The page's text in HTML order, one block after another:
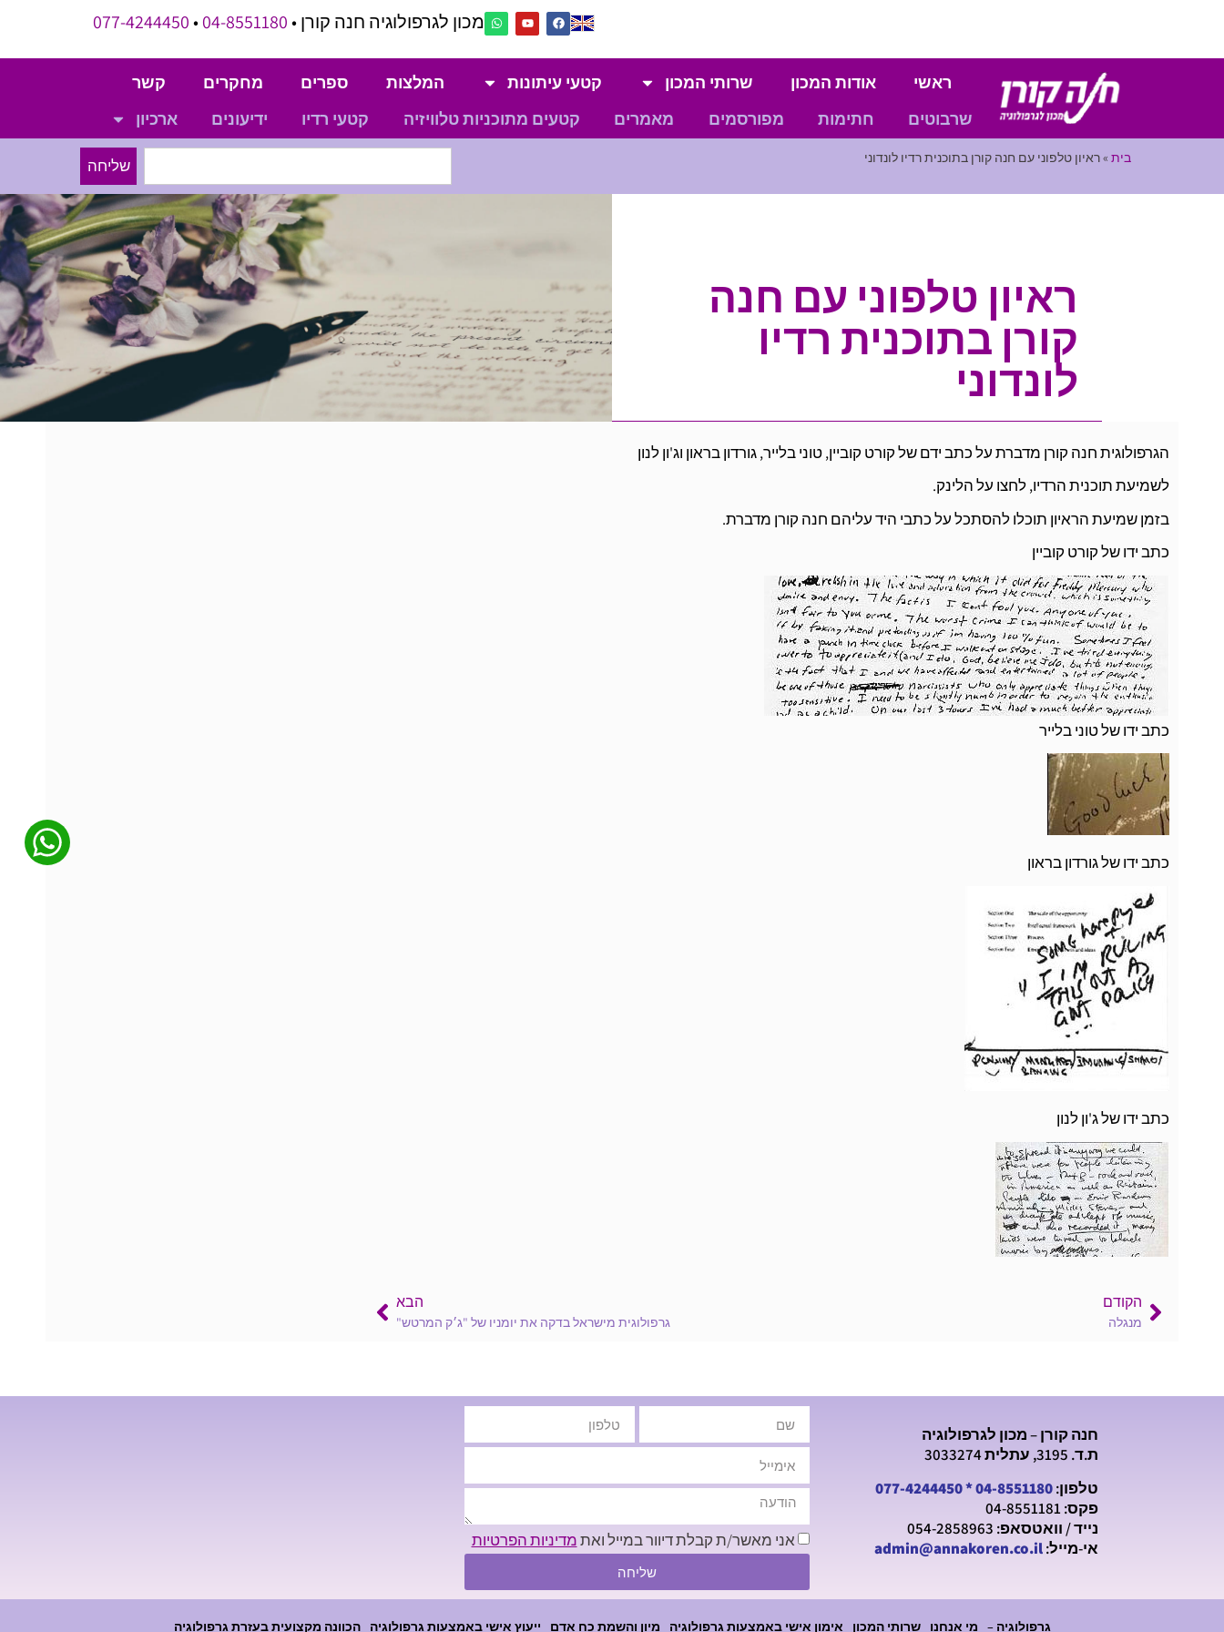
מכון לגרפולוגיה חנה קורן •04-8551180
•
077-4244450
ראשי אודות המכון שרותי המכון קטעי עיתונות המלצות ספרים מחקרים
קשר
שרבוטים
חתימות מפורסמים מאמרים קטעים מתוכניות טלוויזיה קטעי רדיו ידיעונים ארכיון
בית »ראיון טלפוני עם חנה קורן בתוכנית רדיו לונדוני שליחה
ראיון טלפוני עם חנה
קורן בתוכנית רדיו
לונדוני
הגרפולוגית חנה קורן מדברת על כתב ידם של קורט קוביין, טוני בלייר, גורדון בראון וג'ון לנון
לשמיעת תוכנית הרדיו, לחצו על הלינק.
בזמן שמיעת הראיון תוכלו להסתכל על כתבי היד עליהם חנה קורן מדברת.
כתב ידו של קורט קוביין
כתב ידו של טוני בלייר
כתב ידו של גורדון בראון
כתב ידו של ג'ון לנון
הקודם
מנגלה
הבא
גרפולוגית מישראל בדקה את יומניו של "ג׳ק המרטש"
חנה קורן – מכון לגרפולוגיה
ת.ד. 3195, עתלית 3033274
טלפון:04-8551180
*
077-4244450
פקס: 04-8551181
נייד / וואטסאפ: 054-2858963
אי-מייל:admin@annakoren.co.il אני מאשר/ת קבלת דיוור במייל ואתמדיניות הפרטיות
שליחה
גרפולוגיה – מי אנחנו שרותי המכון אימון אישי באמצעות גרפולוגיה מיון והשמת כח אדם ייעוץ אישי באמצעות גרפולוגיה הכוונה מקצועית בעזרת גרפולוגיה